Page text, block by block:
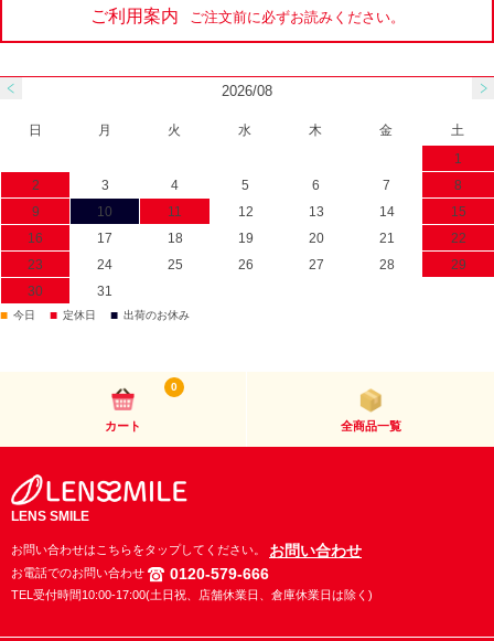
ご利用案内 ご注文前に必ずお読みください。
2026/08
日 月 火 水 木 金
土
1
2
3 4 5 6 7
8
9
10 11 12 13 14
15
16
17 18 19 20 21
22
23
24 25 26 27 28
29
30
31
■ 今日 ■ 定休日 ■ 出荷のお休み
カート
0
全商品一覧
LENS SMILE
お問い合わせはこちらをタップしてください。 お問い合わせ
お電話でのお問い合わせ 0120-579-666
TEL受付時間10:00-17:00(土日祝、店舗休業日、倉庫休業日は除く)